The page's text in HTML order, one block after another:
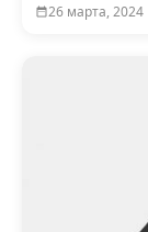
26 марта, 2024